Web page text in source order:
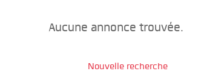
Aucune annonce trouvée.
Nouvelle recherche